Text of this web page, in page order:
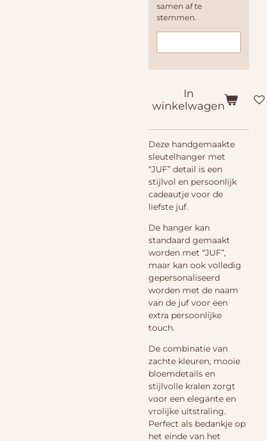
samen af te
stemmen.
In
winkelwagen
Deze handgemaakte
sleutelhanger met
“JUF” detail is een
stijlvol en persoonlijk
cadeautje voor de
liefste juf.
De hanger kan
standaard gemaakt
worden met “JUF”,
maar kan ook volledig
gepersonaliseerd
worden met de naam
van de juf voor een
extra persoonlijke
touch.
De combinatie van
zachte kleuren, mooie
bloemdetails en
stijlvolle kralen zorgt
voor een elegante en
vrolijke uitstraling.
Perfect als bedankje op
het einde van het